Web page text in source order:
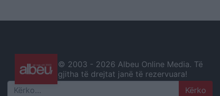
© 2003 - 2026 Albeu Online Media. Të
gjitha të drejtat janë të rezervuara!